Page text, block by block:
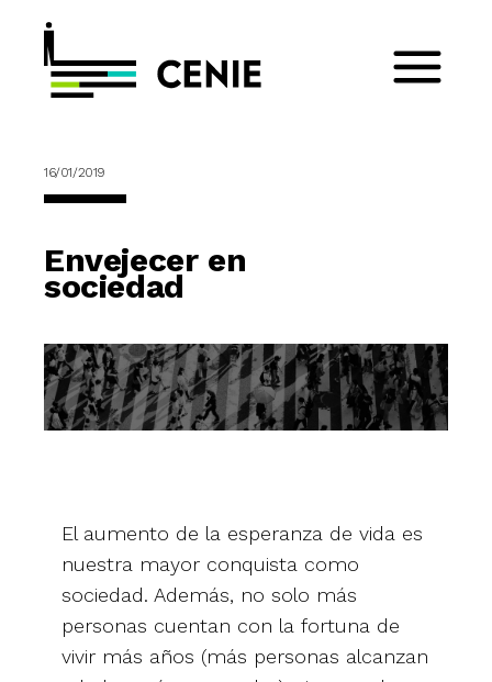
16/01/2019
Envejecer en
sociedad
El aumento de la esperanza de vida es
nuestra mayor conquista como
sociedad. Además, no solo más
personas cuentan con la fortuna de
vivir más años (más personas alcanzan